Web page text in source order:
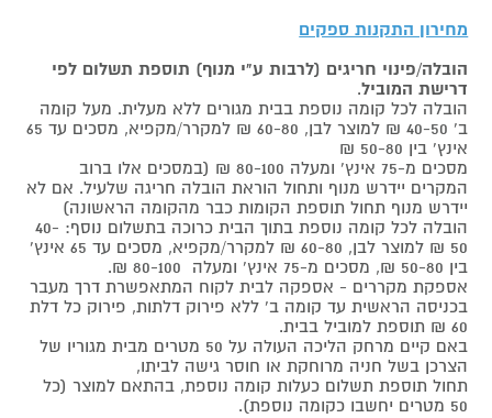
מחירון התקנות ספקים
הובלה/פינוי חריגים (לרבות ע"י מנוף) תוספת תשלום לפי
דרישת המוביל.
הובלה לכל קומה נוספת בבית מגורים ללא מעלית. מעל קומה
ב' 40-50 ₪ למוצר לבן, 60-80 ₪ למקרר/מקפיא, מסכים עד 65
אינץ' בין 50-80 ₪
מסכים מ-75 אינץ' ומעלה 80-100 ₪ (במסכים אלו ברוב
המקרים יידרש מנוף ותחול הוראת הובלה חריגה שלעיל. אם לא
יידרש מנוף תחול תוספת הקומות כבר מהקומה הראשונה)
הובלה לכל קומה נוספת בתוך הבית כרוכה בתשלום נוסף: 40-
50 ₪ למוצר לבן, 60-80 ₪ למקרר/מקפיא, מסכים עד 65 אינץ'
בין 50-80 ₪, מסכים מ-75 אינץ' ומעלה 80-100 ₪.
אספקת מקררים - אספקה לבית לקוח המתאפשרת דרך מעבר
בכניסה הראשית עד קומה ב' ללא פירוק דלתות, פירוק כל דלת
60 ₪ תוספת למוביל בבית.
באם קיים מרחק הליכה העולה על 50 מטרים מבית מגוריו של
הצרכן בשל חניה מרוחקת או חוסר גישה לביתו,
תחול תוספת תשלום כעלות קומה נוספת, בהתאם למוצר (כל
50 מטרים יחשבו כקומה נוספת).